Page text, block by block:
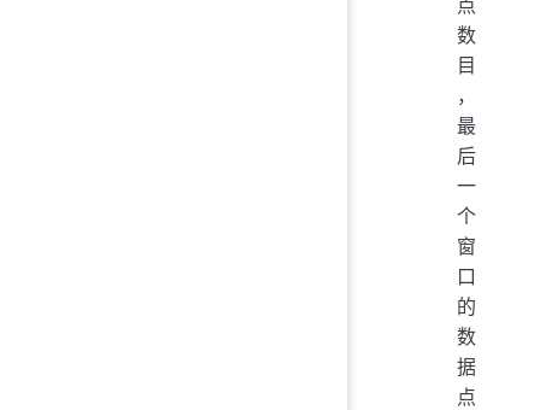
数
目
，
最
后
一
个
窗
口
的
数
据
点